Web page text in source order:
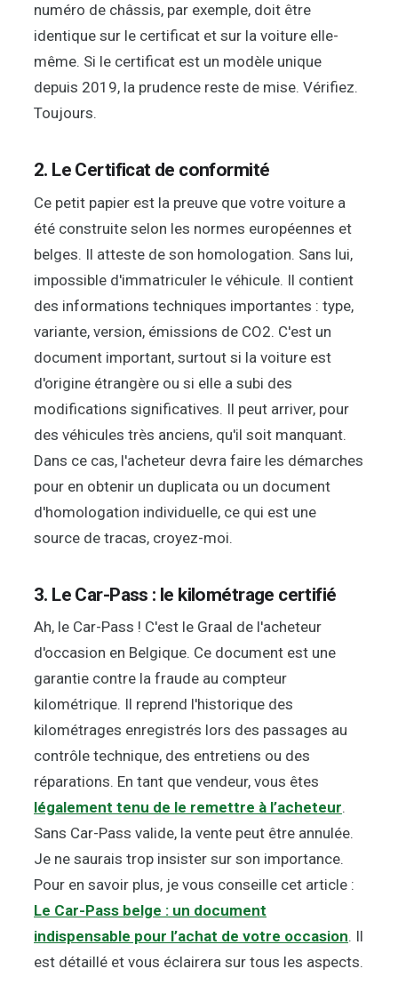
numéro de châssis, par exemple, doit être
identique sur le certificat et sur la voiture elle-
même. Si le certificat est un modèle unique
depuis 2019, la prudence reste de mise. Vérifiez.
Toujours.
2. Le Certificat de conformité
Ce petit papier est la preuve que votre voiture a
été construite selon les normes européennes et
belges. Il atteste de son homologation. Sans lui,
impossible d'immatriculer le véhicule. Il contient
des informations techniques importantes : type,
variante, version, émissions de CO2. C'est un
document important, surtout si la voiture est
d'origine étrangère ou si elle a subi des
modifications significatives. Il peut arriver, pour
des véhicules très anciens, qu'il soit manquant.
Dans ce cas, l'acheteur devra faire les démarches
pour en obtenir un duplicata ou un document
d'homologation individuelle, ce qui est une
source de tracas, croyez-moi.
3. Le Car-Pass : le kilométrage certifié
Ah, le Car-Pass ! C'est le Graal de l'acheteur
d'occasion en Belgique. Ce document est une
garantie contre la fraude au compteur
kilométrique. Il reprend l'historique des
kilométrages enregistrés lors des passages au
contrôle technique, des entretiens ou des
réparations. En tant que vendeur, vous êtes
légalement tenu de le remettre à l’acheteur.
Sans Car-Pass valide, la vente peut être annulée.
Je ne saurais trop insister sur son importance.
Pour en savoir plus, je vous conseille cet article :
Le Car-Pass belge : un document
indispensable pour l’achat de votre occasion. Il
est détaillé et vous éclairera sur tous les aspects.